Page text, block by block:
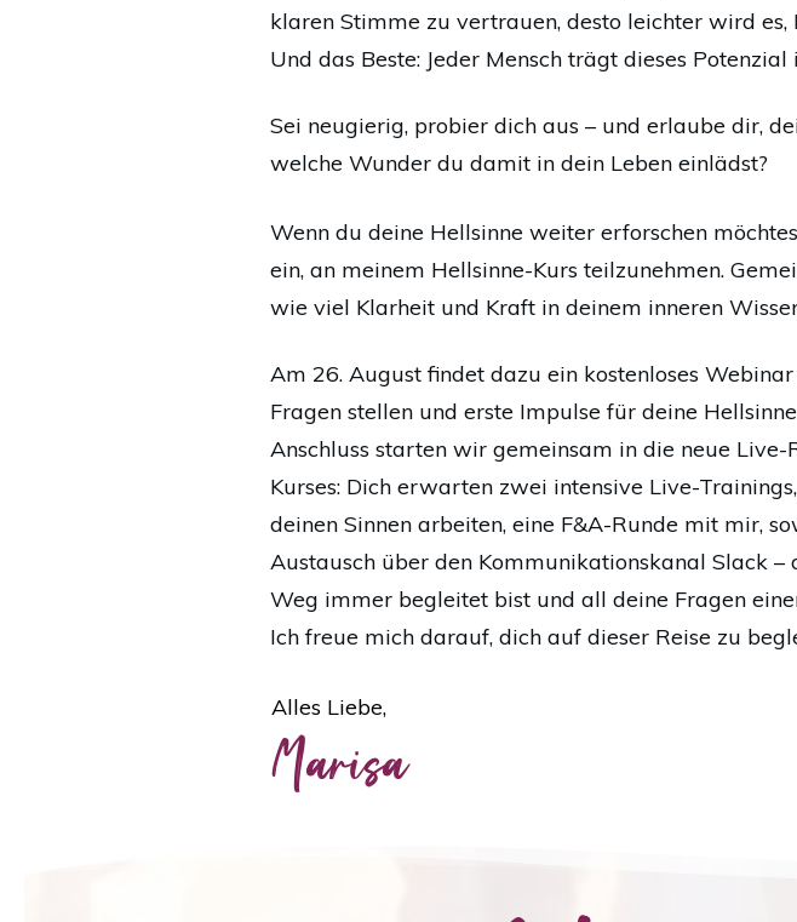
klaren Stimme zu vertrauen, desto leichter wird
Und das Beste: Jeder Mensch trägt dieses Potenzial
Sei neugierig, probier dich aus – und erlaube dir,
welche Wunder du damit in dein Leben einlädst?
Wenn du deine Hellsinne weiter erforschen
ein, an meinem Hellsinne-Kurs teilzunehmen.
wie viel Klarheit und Kraft in deinem inneren
Am 26. August findet dazu ein kostenloses
Fragen stellen und erste Impulse für deine
Anschluss starten wir gemeinsam in die neue Live-
Kurses: Dich erwarten zwei intensive Live-
deinen Sinnen arbeiten, eine F&A-Runde mit mir,
Austausch über den Kommunikationskanal Slack
Weg immer begleitet bist und all deine Fragen
Ich freue mich darauf, dich auf dieser Reise zu
Alles Liebe,
Marisa